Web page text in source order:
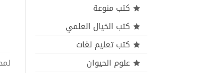
كتب منوعة
كتب الخيال العلمي
كتب تعليم لغات
علوم الحيوان